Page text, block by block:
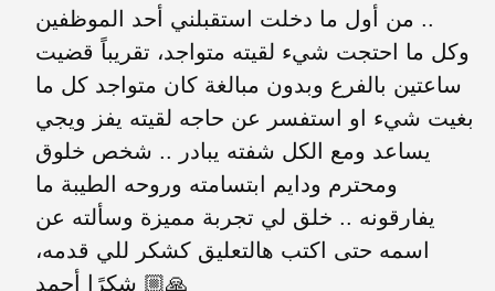
.. من أول ما دخلت استقبلني أحد الموظفين
وكل ما احتجت شيء لقيته متواجد، تقريباً قضيت
ساعتين بالفرع وبدون مبالغة كان متواجد كل ما
بغيت شيء او استفسر عن حاجه لقيته يفز ويجي
يساعد ومع الكل شفته يبادر .. شخص خلوق
ومحترم ودايم ابتسامته وروحه الطيبة ما
يفارقونه .. خلق لي تجربة مميزة وسألته عن
اسمه حتى اكتب هالتعليق كشكر للي قدمه،
شكرًا أحمد 🙏🏼